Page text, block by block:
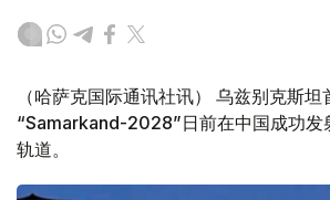
（哈萨克国际通讯社讯） 乌兹别克斯坦
“Samarkand-2028”日前在中国成功发
轨道。